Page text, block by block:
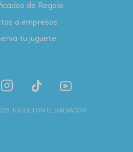
de Regalo
a empresas
tu juguete
JUGUETON EL SALVADOR